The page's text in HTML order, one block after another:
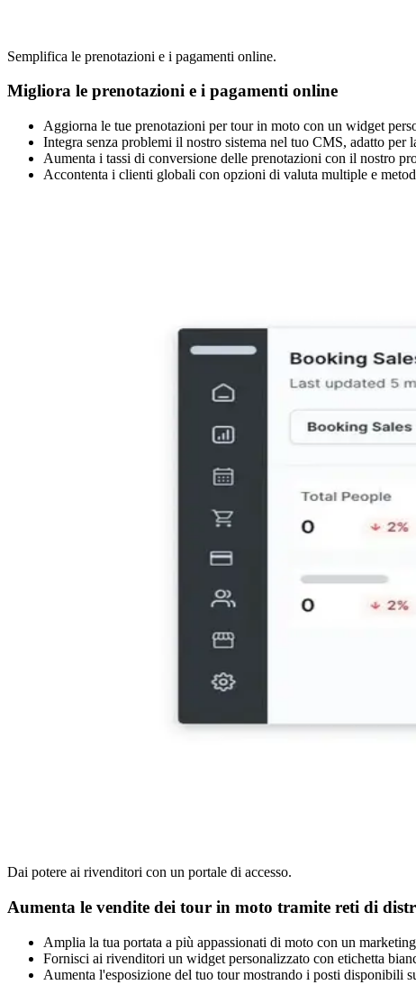
Semplifica le prenotazioni e i pagamenti online.
Migliora le prenotazioni e i pagamenti online
Aggiorna le tue prenotazioni per tour in moto con un widget
Integra senza problemi il nostro sistema nel tuo CMS, adatto
Aumenta i tassi di conversione delle prenotazioni con il nostro
Accontenta i clienti globali con opzioni di valuta multiple e
Dai potere ai rivenditori con un portale di accesso.
Aumenta le vendite dei tour in moto tramite reti di
Amplia la tua portata a più appassionati di moto con un
Fornisci ai rivenditori un widget personalizzato con etichetta
Aumenta l'esposizione del tuo tour mostrando i posti disponibili